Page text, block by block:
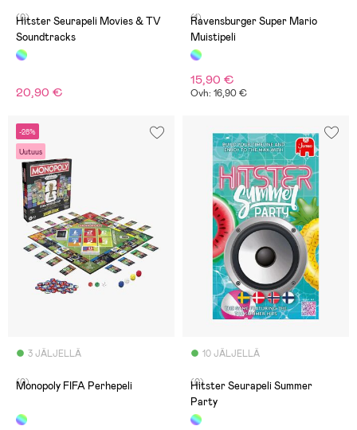
(0)
Hitster Seurapeli Movies & TV
Soundtracks
20,90 €
(1)
Ravensburger Super Mario
Muistipeli
15,90 €
Ovh: 16,90 €
-28%
Uutuus
3 JÄLJELLÄ
(0)
Monopoly FIFA Perhepeli
10 JÄLJELLÄ
(0)
Hitster Seurapeli Summer
Party